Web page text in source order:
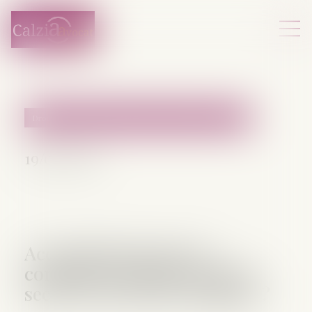
Accouchement sous X :
comment concilier droit au
secret et accès aux origines ?